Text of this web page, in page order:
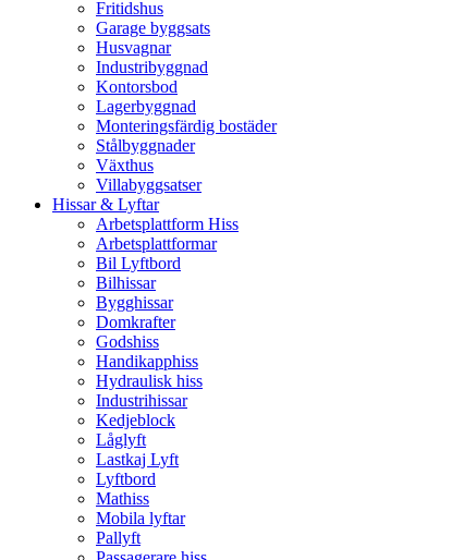
Fritidshus
Garage byggsats
Husvagnar
Industribyggnad
Kontorsbod
Lagerbyggnad
Monteringsfärdig bostäder
Stålbyggnader
Växthus
Villabyggsatser
Hissar & Lyftar
Arbetsplattform Hiss
Arbetsplattformar
Bil Lyftbord
Bilhissar
Bygghissar
Domkrafter
Godshiss
Handikapphiss
Hydraulisk hiss
Industrihissar
Kedjeblock
Låglyft
Lastkaj Lyft
Lyftbord
Mathiss
Mobila lyftar
Pallyft